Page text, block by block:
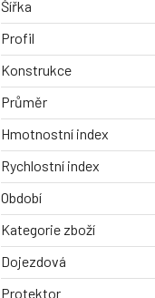
Šířka
Profil
Konstrukce
Průměr
Hmotnostní index
Rychlostní index
Období
Kategorie zboží
Dojezdová
Protektor